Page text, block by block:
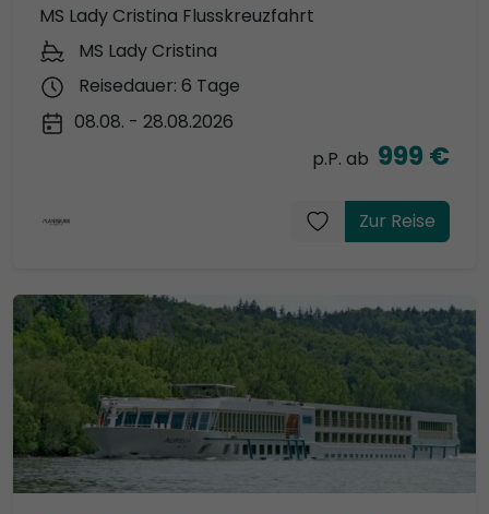
MS Lady Cristina Flusskreuzfahrt
MS Lady Cristina
Reisedauer: 6 Tage
08.08. - 28.08.2026
p.P. ab 999 €
Zur Reise